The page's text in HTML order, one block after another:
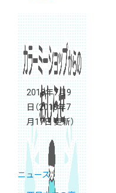
2018年7月9
日（2018年7
月17日 更新）
ニュース